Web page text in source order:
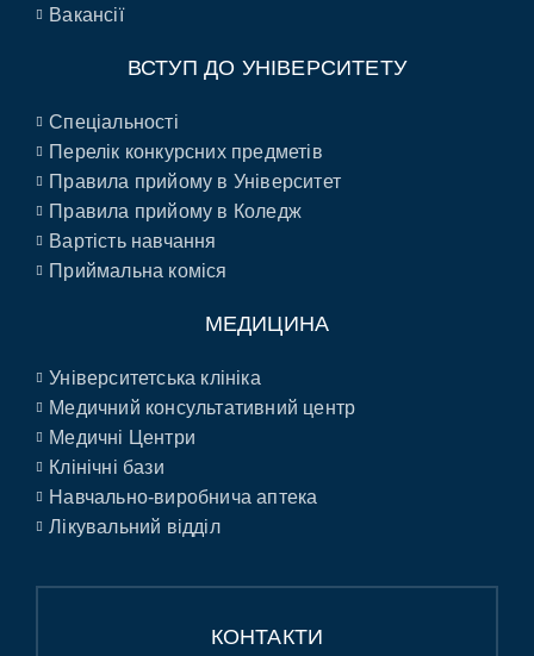
Вакансії
ВСТУП ДО УНІВЕРСИТЕТУ
Спеціальності
Перелік конкурсних предметів
Правила прийому в Університет
Правила прийому в Коледж
Вартість навчання
Приймальна коміся
МЕДИЦИНА
Університетська клініка
Медичний консультативний центр
Медичні Центри
Клінічні бази
Навчально-виробнича аптека
Лікувальний відділ
КОНТАКТИ